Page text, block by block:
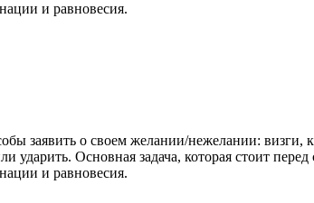
и равновесия.
заявить о своем желании/нежелании: визги,
ударить. Основная задача, которая стоит
и равновесия.